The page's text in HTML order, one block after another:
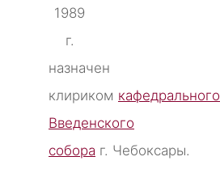
1989
г.
назначен
клириком кафедрального
Введенского
собора г. Чебоксары.